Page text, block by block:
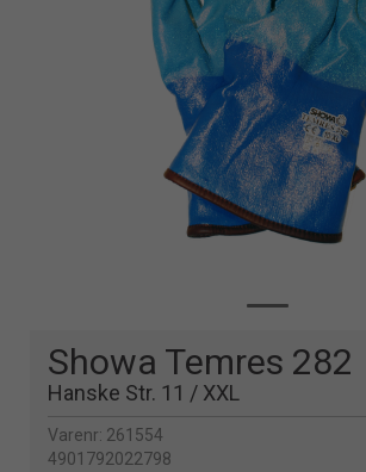
Showa Temres 282
Hanske Str. 11 / XXL
Varenr: 261554
4901792022798